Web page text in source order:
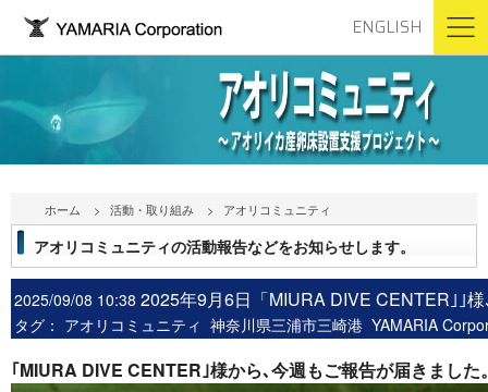
ENGLISH
ホーム 活動・取り組み アオリコミュニティ
アオリコミュニティの活動報告などをお知らせします。
2025/09/08 10:38 2025年9月6日「MIURA DIVE CENTER｣｣
タグ： アオリコミュニティ 神奈川県三浦市三崎港 YAMARIA
｢MIURA DIVE CENTER｣様から､今週もご報告が届きました